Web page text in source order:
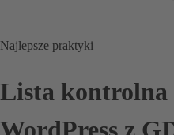
Najlepsze praktyki
Lista kontrolna
WordPress z